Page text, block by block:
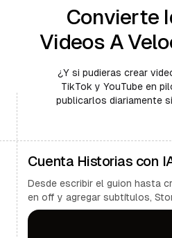
Convierte
Videos A
¿Y si pudieras crear
TikTok y YouTube en
publicarlos diariamente
Cuenta Historias con
Desde escribir el guion hasta
en off y agregar subtítulos,